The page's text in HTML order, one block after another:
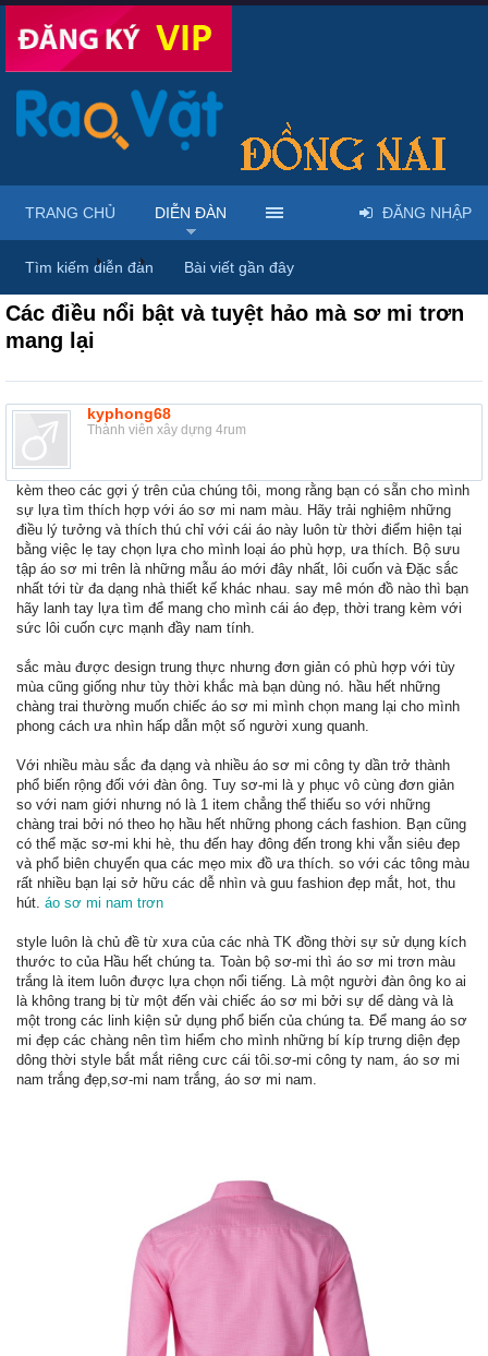
Diễn đàn ... Nhà đất – Bất động sản
Các điều nổi bật và tuyệt hảo mà sơ mi trơn
mang lại
kyphong68
Thành viên xây dựng 4rum
kèm theo các gợi ý trên của chúng tôi, mong rằng bạn có sẵn cho mình
sự lựa tìm thích hợp với áo sơ mi nam màu. Hãy trải nghiệm những
điều lý tưởng và thích thú chỉ với cái áo này luôn từ thời điểm hiện tại
bằng việc lẹ tay chọn lựa cho mình loại áo phù hợp, ưa thích. Bộ sưu
tập áo sơ mi trên là những mẫu áo mới đây nhất, lôi cuốn và Đặc sắc
nhất tới từ đa dạng nhà thiết kế khác nhau. say mê món đồ nào thì bạn
hãy lanh tay lựa tìm để mang cho mình cái áo đẹp, thời trang kèm với
sức lôi cuốn cực mạnh đầy nam tính.
sắc màu được design trung thực nhưng đơn giản có phù hợp với tùy
mùa cũng giống như tùy thời khắc mà bạn dùng nó. hầu hết những
chàng trai thường muốn chiếc áo sơ mi mình chọn mang lại cho mình
phong cách ưa nhìn hấp dẫn một số người xung quanh.
Với nhiều màu sắc đa dạng và nhiều áo sơ mi công ty dần trở thành
phổ biến rộng đối với đàn ông. Tuy sơ-mi là y phục vô cùng đơn giản
so với nam giới nhưng nó là 1 item chẳng thể thiếu so với những
chàng trai bởi nó theo họ hầu hết những phong cách fashion. Bạn cũng
có thể mặc sơ-mi khi hè, thu đến hay đông đến trong khi vẫn siêu đep
và phổ biên chuyển qua các mẹo mix đồ ưa thích. so với các tông màu
rất nhiều bạn lại sở hữu các dễ nhìn và guu fashion đẹp mắt, hot, thu
hút. áo sơ mi nam trơn
style luôn là chủ đề từ xưa của các nhà TK đồng thời sự sử dụng kích
thước to của Hầu hết chúng ta. Toàn bộ sơ-mi thì áo sơ mi trơn màu
trắng là item luôn được lựa chọn nổi tiếng. Là một người đàn ông ko ai
là không trang bị từ một đến vài chiếc áo sơ mi bởi sự dể dàng và là
một trong các linh kiện sử dụng phổ biến của chúng ta. Để mang áo sơ
mi đẹp các chàng nên tìm hiểm cho mình những bí kíp trưng diện đẹp
dông thời style bắt mắt riêng cưc cái tôi.sơ-mi công ty nam, áo sơ mi
nam trắng đẹp,sơ-mi nam trắng, áo sơ mi nam.
TRANG CHỦ DIỄN ĐÀN
Tìm kiếm diễn đàn Bài viết gần đây
ĐĂNG NHẬP